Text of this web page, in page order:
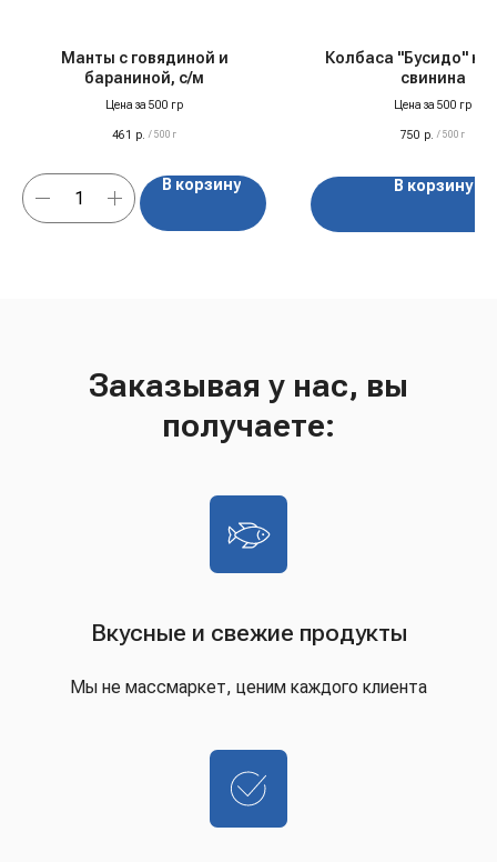
Манты с говядиной и
бараниной, с/м
Цена за 500 гр
461 р. / 500 г
В корзину
Колбаса "Бусидо"
свинина
Цена за 500 гр
750 р. / 500 г
В корзину
Заказывая у нас, вы
получаете:
Вкусные и свежие продукты
Мы не массмаркет, ценим каждого клиента